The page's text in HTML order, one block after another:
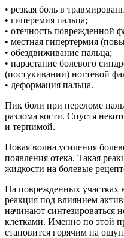
• резкая боль в
• гиперемия пальца;
• отечность поврежденной
• местная гипертермия
• обездвиживание пальца;
• нарастание болевого
(постукивании) ногтевой
• деформация пальца.
Пик боли при переломе
разлома кости. Спустя
и терпимой.
Новая волна усиления
появления отека. Такая
жидкости на болевые
На поврежденных участках
реакция под влиянием
начинают синтезироваться
клетками. Именно по этой
становится горячим на